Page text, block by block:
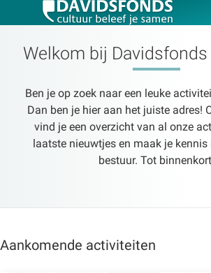
Welkom bij
Ben je op zoek naar een leuke
Dan ben je hier aan het juiste adres!
vind je een overzicht van al onze
laatste nieuwtjes en maak je
bestuur. Tot
Aankomende activiteiten
Zoeken